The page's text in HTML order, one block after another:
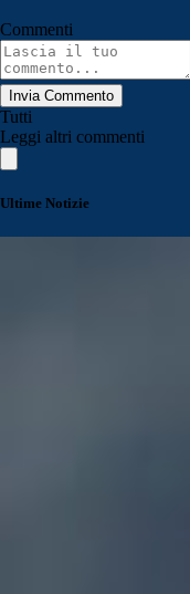
Commenti
Invia Commento
Tutti
Leggi altri commenti
Ultime Notizie